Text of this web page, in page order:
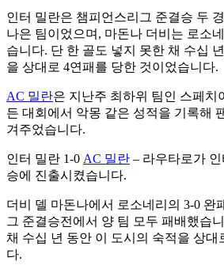
인터 밀란은 챔피언스리그 준결승 두
나은 팀이었으며, 마돈나 더비는 로소
습니다. 단 한 골도 넣지 못한 채 수십
을 상대로 4연패를 당한 것이었습니다.
AC 밀란은 지난주 최하위 팀인 스페치
든 대회에서 악몽 같은 성적을 기록해
겨주었습니다.
인터 밀란 1-0 AC 밀란 – 라우타로가
승에 진출시켰습니다.
더비 델 마돈나에서 로소네리의 3-0 완
그 준결승전에서 양 팀 모두 패배했습
채 수십 년 동안 이 도시의 숙적을 상대
다.